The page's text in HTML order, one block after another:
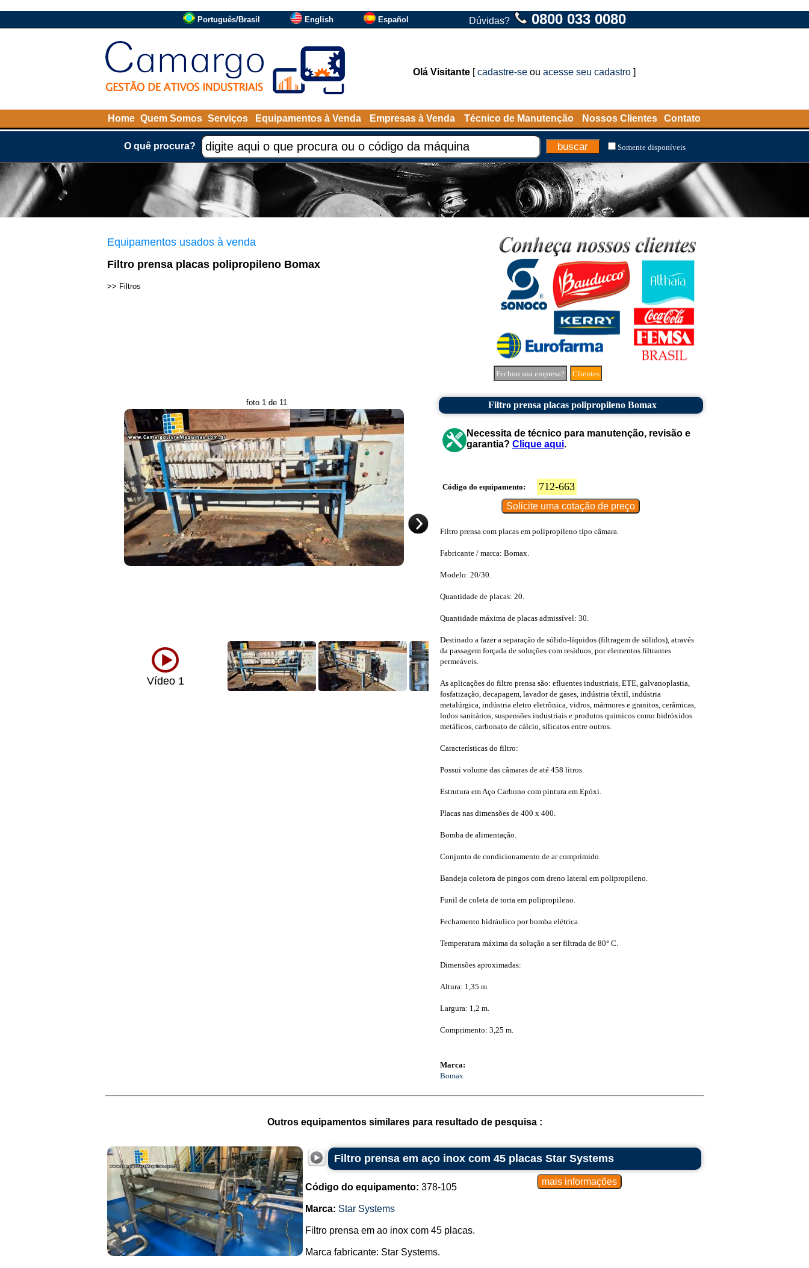
Português/Brasil English Español Dúvidas? 0800 033 0080
Olá Visitante [cadastre-se ou acesse seu cadastro ]
Home Quem Somos Serviços Equipamentos à Venda Empresas à Venda Técnico de Manutenção Nossos Clientes Contato
O quê procura? Somente disponíveis
Equipamentos usados à venda
Filtro prensa placas polipropileno Bomax
>> Filtros
Fechou sua empresa? Clientes
foto 1 de 11
Vídeo 1
Filtro prensa placas polipropileno Bomax
Necessita de técnico para manutenção, revisão e
garantia? Clique aqui.
Código do equipamento: 712-663
Filtro prensa com placas em polipropileno tipo câmara.
Fabricante / marca: Bomax.
Modelo: 20/30.
Quantidade de placas: 20.
Quantidade máxima de placas admissível: 30.
Destinado a fazer a separação de sólido-líquidos (filtragem de sólidos), através
da passagem forçada de soluções com resíduos, por elementos filtrantes
permeáveis.
As aplicações do filtro prensa são: efluentes industriais, ETE, galvanoplastia,
fosfatização, decapagem, lavador de gases, indústria têxtil, indústria
metalúrgica, indústria eletro eletrônica, vidros, mármores e granitos, cerâmicas,
lodos sanitários, suspensões industriais e produtos quimicos como hidróxidos
metálicos, carbonato de cálcio, silicatos entre outros.
Características do filtro:
Possui volume das câmaras de até 458 litros.
Estrutura em Aço Carbono com pintura em Epóxi.
Placas nas dimensões de 400 x 400.
Bomba de alimentação.
Conjunto de condicionamento de ar comprimido.
Bandeja coletora de pingos com dreno lateral em polipropileno.
Funil de coleta de torta em polipropileno.
Fechamento hidráulico por bomba elétrica.
Temperatura máxima da solução a ser filtrada de 80° C.
Dimensões aproximadas:
Altura: 1,35 m.
Largura: 1,2 m.
Comprimento: 3,25 m.
Marca:
Bomax
Outros equipamentos similares para resultado de pesquisa :
Filtro prensa em aço inox com 45 placas Star Systems
Código do equipamento: 378-105
Marca: Star Systems
Filtro prensa em ao inox com 45 placas.
Marca fabricante: Star Systems.